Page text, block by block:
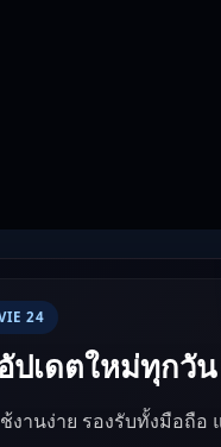
24
ปเดตใหม่ทุกวัน
านง่าย รองรับทั้งมือถือ